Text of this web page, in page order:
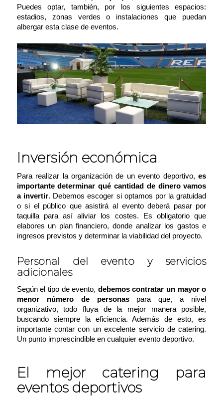
Puedes optar, también, por los siguientes espacios:
estadios, zonas verdes o instalaciones que puedan
albergar esta clase de eventos.
Inversión económica
Para realizar la organización de un evento deportivo,es
importante determinar qué cantidad de dinero vamos
a invertir. Debemos escoger si optamos por la gratuidad
o si el público que asistirá al evento deberá pasar por
taquilla para así aliviar los costes. Es obligatorio que
elabores un plan financiero, donde analizar los gastos e
ingresos previstos y determinar la viabilidad del proyecto.
Personal del evento y servicios
adicionales
Según el tipo de evento, debemos contratar un mayor o
menor número de personaspara que, a nivel
organizativo, todo fluya de la mejor manera posible,
buscando siempre la eficiencia. Además de esto, es
importante contar con un excelente servicio de catering.
Un punto imprescindible en cualquier evento deportivo.
El mejor catering para
eventos deportivos